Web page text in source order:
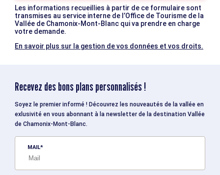
Les informations recueillies à partir de ce formulaire sont
transmises au service interne de l’Office de Tourisme de la
Vallée de Chamonix-Mont-Blanc qui va prendre en charge
votre demande.
En savoir plus sur la gestion de vos données et vos droits.
Recevez des bons plans personnalisés !
Soyez le premier informé ! Découvrez les nouveautés de la vallée en
exlusivité en vous abonnant à la newsletter de la destination Vallée
de Chamonix-Mont-Blanc.
MAIL